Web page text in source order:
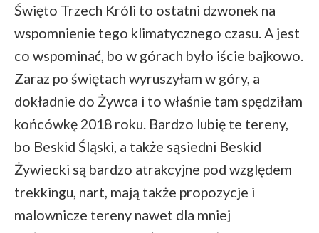
Święto Trzech Króli to ostatni dzwonek na
wspomnienie tego klimatycznego czasu. A jest
co wspominać, bo w górach było iście bajkowo.
Zaraz po świętach wyruszyłam w góry, a
dokładnie do Żywca i to właśnie tam spędziłam
końcówkę 2018 roku. Bardzo lubię te tereny,
bo Beskid Śląski, a także sąsiedni Beskid
Żywiecki są bardzo atrakcyjne pod względem
trekkingu, nart, mają także propozycje i
malownicze tereny nawet dla mniej